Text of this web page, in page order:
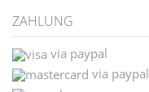
ZAHLUNG
via paypal
via paypal